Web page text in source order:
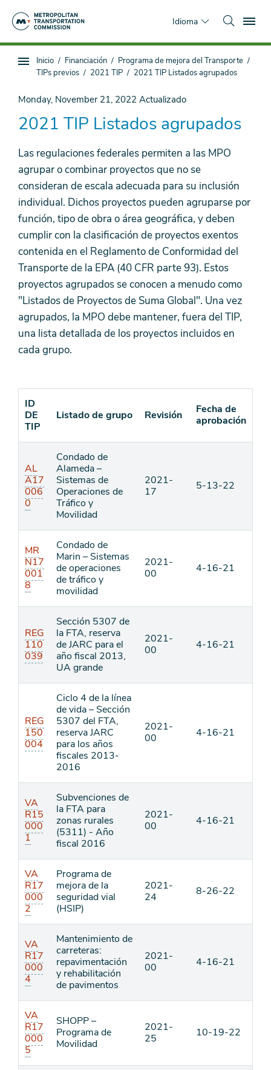
Idioma
Navegación
subpágina
Estás
aquí
Inicio Financiación
Programa de mejora del Transporte
TIPs previos
2021 TIP 2021 TIP Listados agrupados
Monday, November 21, 2022 Actualizado
2021 TIP Listados agrupados
Las regulaciones federales permiten a las MPO
agrupar o combinar proyectos que no se
consideran de escala adecuada para su inclusión
individual. Dichos proyectos pueden agruparse por
función, tipo de obra o área geográfica, y deben
cumplir con la clasificación de proyectos exentos
contenida en el Reglamento de Conformidad del
Transporte de la EPA (40 CFR parte 93). Estos
proyectos agrupados se conocen a menudo como
"Listados de Proyectos de Suma Global". Una vez
agrupados, la MPO debe mantener, fuera del TIP,
una lista detallada de los proyectos incluidos en
cada grupo.
ID
DE
TIP
Listado de grupo Revisión
Fecha de
aprobación
AL
A17
006
0
Condado de
Alameda –
Sistemas de
Operaciones de
Tráfico y
Movilidad
2021-
17
5-13-22
MR
N17
001
8
Condado de
Marin – Sistemas
de operaciones
de tráfico y
movilidad
2021-
00
4-16-21
REG
110
039
Sección 5307 de
la FTA, reserva
de JARC para el
año fiscal 2013,
UA grande
2021-
00
4-16-21
REG
150
004
Ciclo 4 de la línea
de vida – Sección
5307 del FTA,
reserva JARC
para los años
fiscales 2013-
2016
2021-
00
4-16-21
VA
R15
000
1
Subvenciones de
la FTA para
zonas rurales
(5311) - Año
fiscal 2016
2021-
00
4-16-21
VA
R17
000
2
Programa de
mejora de la
seguridad vial
(HSIP)
2021-
24
8-26-22
VA
R17
000
4
Mantenimiento de
carreteras:
repavimentación
y rehabilitación
de pavimentos
2021-
00
4-16-21
VA
R17
000
5
SHOPP –
Programa de
Movilidad
2021-
25
10-19-22